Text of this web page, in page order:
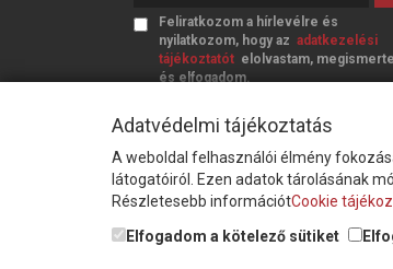
Feliratkozom a hírlevélre és
nyilatkozom, hogy azadatkezelési
tájékoztatót elolvastam,
és elfogadom.
© Copyright Triász-Tömlő Kft. |
fenntartva!
Adatvédelmi tájékoztatás
A weboldal felhasználói élmény
látogatóiról. Ezen adatok tárolásának
Részletesebb információtCookie
Elfogadom a kötelező sütiket